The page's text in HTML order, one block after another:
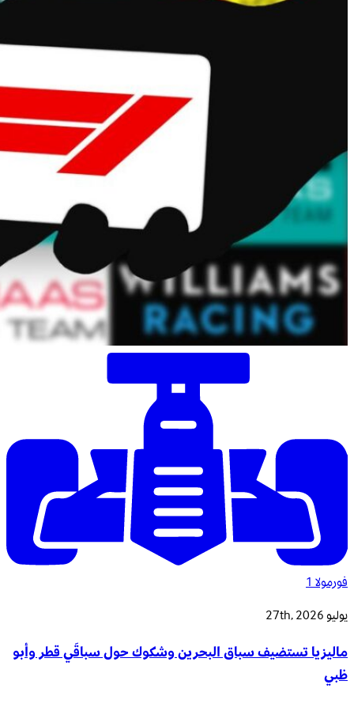
فورمولا 1
يوليو 27th, 2026
ماليزيا تستضيف سباق البحرين وشكوك حول سباقَي قطر وأبو
ظبي